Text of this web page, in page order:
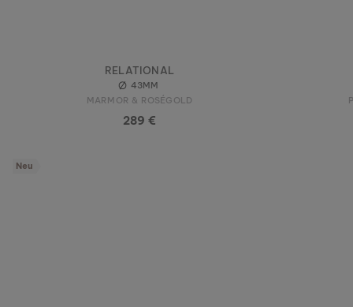
RELATIONAL
43MM
MARMOR & ROSÉGOLD
289 €
Neu